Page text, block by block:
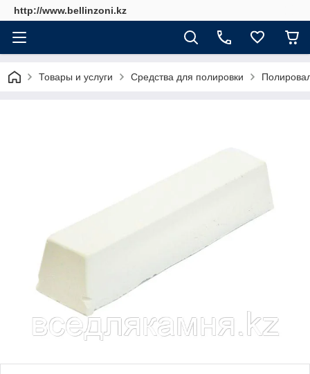
http://www.bellinzoni.kz
Товары и услуги Средства для полировки